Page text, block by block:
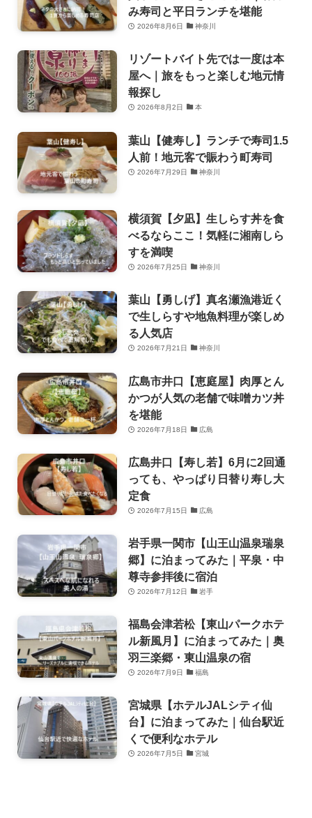
み寿司と平日ランチを堪能
2026年8月6日 神奈川
リゾートバイト先では一度は本
屋へ｜旅をもっと楽しむ地元情
報探し
2026年8月2日 本
葉山【健寿し】ランチで寿司1.5
人前！地元客で賑わう町寿司
2026年7月29日 神奈川
横須賀【夕凪】生しらす丼を食
べるならここ！気軽に湘南しら
すを満喫
2026年7月25日 神奈川
葉山【勇しげ】真名瀬漁港近く
で生しらすや地魚料理が楽しめ
る人気店
2026年7月21日 神奈川
広島市井口【恵庭屋】肉厚とん
かつが人気の老舗で味噌カツ丼
を堪能
2026年7月18日 広島
広島井口【寿し若】6月に2回通
っても、やっぱり日替り寿し大
定食
2026年7月15日 広島
岩手県一関市【山王山温泉瑞泉
郷】に泊まってみた｜平泉・中
尊寺参拝後に宿泊
2026年7月12日 岩手
福島会津若松【東山パークホテ
ル新風月】に泊まってみた｜奥
羽三楽郷・東山温泉の宿
2026年7月9日 福島
宮城県【ホテルJALシティ仙
台】に泊まってみた｜仙台駅近
くで便利なホテル
2026年7月5日 宮城